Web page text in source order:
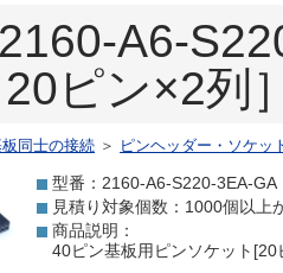
2160-A6-
ピン×2列
同士の接続 ＞ ピンヘッダー・ソケッ
型番：2160-A6-S220-3EA-GA
見積り対象個数：1000個以上
商品説明：
40ピン基板用ピンソケット